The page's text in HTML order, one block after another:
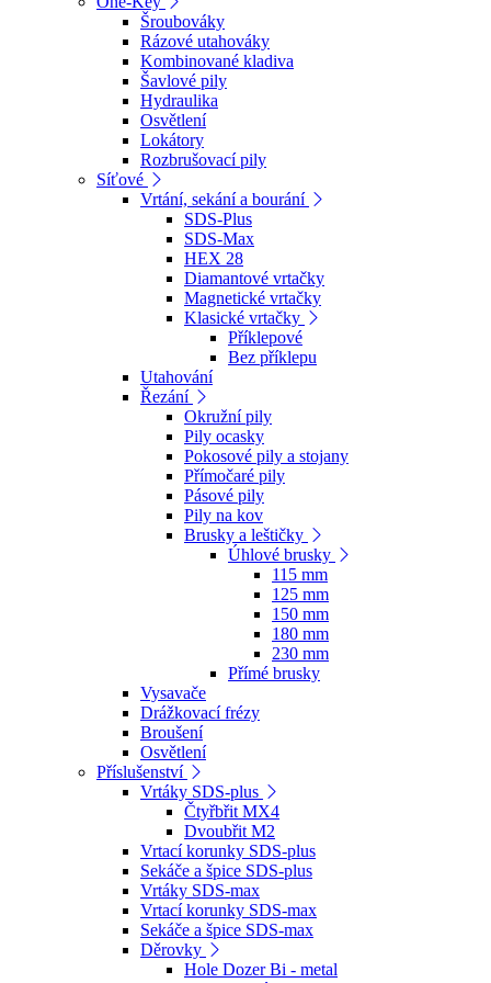
Šroubováky
Rázové utahováky
Kombinované kladiva
Šavlové pily
Hydraulika
Osvětlení
Lokátory
Rozbrušovací pily
Síťové
Vrtání, sekání a bourání
SDS-Plus
SDS-Max
HEX 28
Diamantové vrtačky
Magnetické vrtačky
Klasické vrtačky
Příklepové
Bez příklepu
Utahování
Řezání
Okružní pily
Pily ocasky
Pokosové pily a stojany
Přímočaré pily
Pásové pily
Pily na kov
Brusky a leštičky
Úhlové brusky
115 mm
125 mm
150 mm
180 mm
230 mm
Přímé brusky
Vysavače
Drážkovací frézy
Broušení
Osvětlení
Příslušenství
Vrtáky SDS-plus
Čtyřbřit MX4
Dvoubřit M2
Vrtací korunky SDS-plus
Sekáče a špice SDS-plus
Vrtáky SDS-max
Vrtací korunky SDS-max
Sekáče a špice SDS-max
Děrovky
Hole Dozer Bi - metal